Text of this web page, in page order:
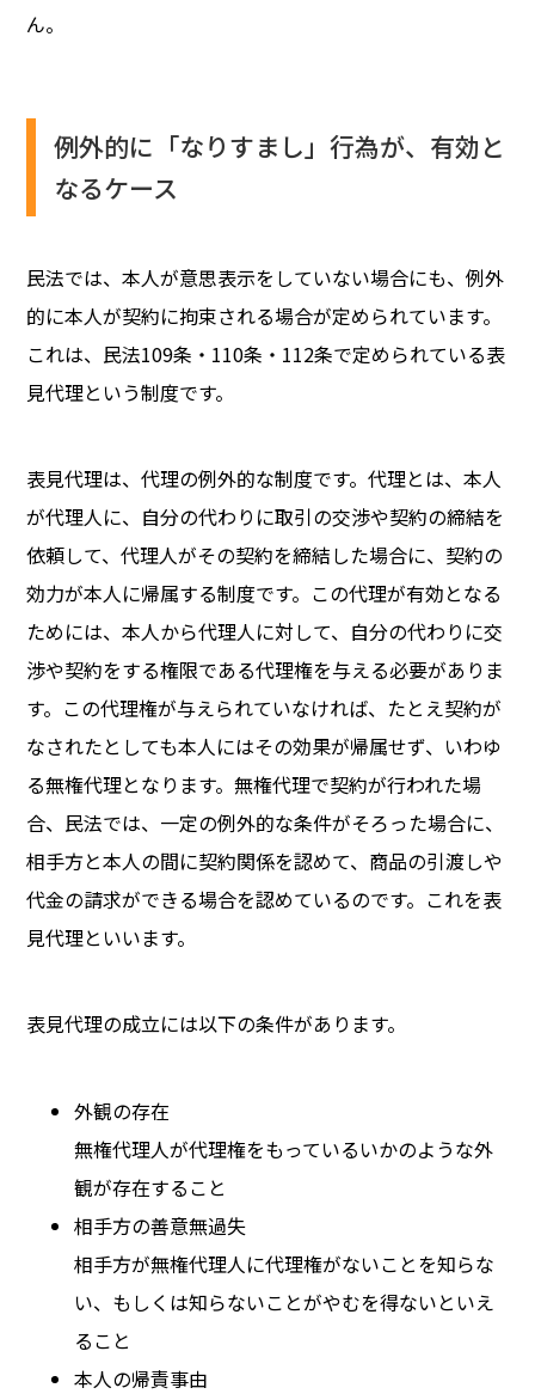
ん。
例外的に「なりすまし」行為が、有効と
なるケース
民法では、本人が意思表示をしていない場合にも、例外
的に本人が契約に拘束される場合が定められています。
これは、民法109条・110条・112条で定められている表
見代理という制度です。
表見代理は、代理の例外的な制度です。代理とは、本人
が代理人に、自分の代わりに取引の交渉や契約の締結を
依頼して、代理人がその契約を締結した場合に、契約の
効力が本人に帰属する制度です。この代理が有効となる
ためには、本人から代理人に対して、自分の代わりに交
渉や契約をする権限である代理権を与える必要がありま
す。この代理権が与えられていなければ、たとえ契約が
なされたとしても本人にはその効果が帰属せず、いわゆ
る無権代理となります。無権代理で契約が行われた場
合、民法では、一定の例外的な条件がそろった場合に、
相手方と本人の間に契約関係を認めて、商品の引渡しや
代金の請求ができる場合を認めているのです。これを表
見代理といいます。
表見代理の成立には以下の条件があります。
外観の存在
無権代理人が代理権をもっているいかのような外
観が存在すること
相手方の善意無過失
相手方が無権代理人に代理権がないことを知らな
い、もしくは知らないことがやむを得ないといえ
ること
本人の帰責事由